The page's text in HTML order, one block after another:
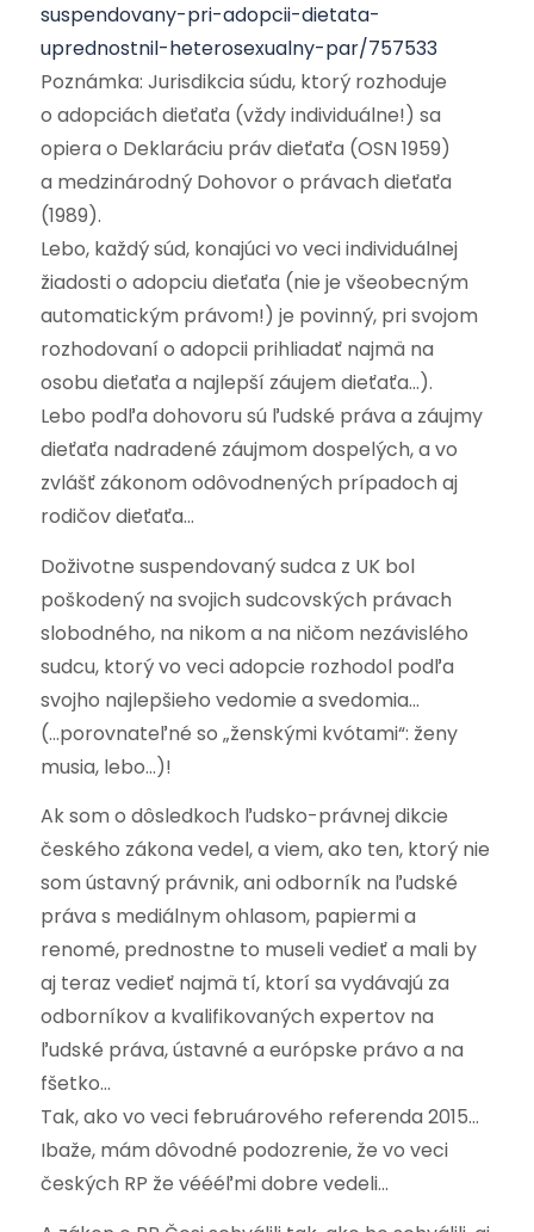
suspendovany-pri-adopcii-dietata-
uprednostnil-heterosexualny-par/757533
Poznámka: Jurisdikcia súdu, ktorý rozhoduje
o adopciách dieťaťa (vždy individuálne!) sa
opiera o Deklaráciu práv dieťaťa (OSN 1959)
a medzinárodný Dohovor o právach dieťaťa
(1989).
Lebo, každý súd, konajúci vo veci individuálnej
žiadosti o adopciu dieťaťa (nie je všeobecným
automatickým právom!) je povinný, pri svojom
rozhodovaní o adopcii prihliadať najmä na
osobu dieťaťa a najlepší záujem dieťaťa…).
Lebo podľa dohovoru sú ľudské práva a záujmy
dieťaťa nadradené záujmom dospelých, a vo
zvlášť zákonom odôvodnených prípadoch aj
rodičov dieťaťa…
Doživotne suspendovaný sudca z UK bol
poškodený na svojich sudcovských právach
slobodného, na nikom a na ničom nezávislého
sudcu, ktorý vo veci adopcie rozhodol podľa
svojho najlepšieho vedomie a svedomia…
(…porovnateľné so „ženskými kvótami“: ženy
musia, lebo…)!
Ak som o dôsledkoch ľudsko-právnej dikcie
českého zákona vedel, a viem, ako ten, ktorý nie
som ústavný právnik, ani odborník na ľudské
práva s mediálnym ohlasom, papiermi a
renomé, prednostne to museli vedieť a mali by
aj teraz vedieť najmä tí, ktorí sa vydávajú za
odborníkov a kvalifikovaných expertov na
ľudské práva, ústavné a európske právo a na
fšetko…
Tak, ako vo veci februárového referenda 2015…
Ibaže, mám dôvodné podozrenie, že vo veci
českých RP že véééľmi dobre vedeli…